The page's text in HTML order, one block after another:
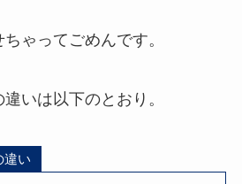
ゃってごめんです。
いは以下のとおり。
違い